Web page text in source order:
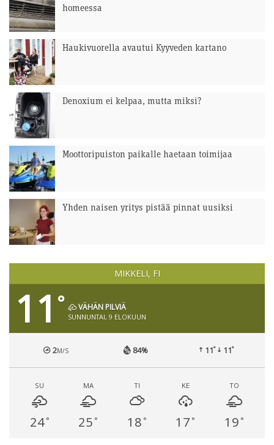
homeessa
Haukivuorella avautui Kyyveden kartano
Denoxium ei kelpaa, mutta miksi?
Moottoripuiston paikalle haetaan toimijaa
Yhden naisen yritys pistää pinnat uusiksi
MIKKELI, FI
11 ° VÄHÄN PILVIÄ
SUNNUNTAI, 9 ELOKUUN
2M/S 84% 11° 11°
SU
24°
MA
25 °
TI
18 °
KE
17 °
TO
19 °